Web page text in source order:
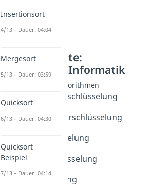
Weitere Inhalte:
Theoretische Informatik
Verschlüsselungsalgorithmen
Symmetrische Verschlüsselung
Dauer: 04:54
Asymmetrische Verschlüsselung
Caesar Verschlüsselung
Dauer: 04:04
Vigenere Verschlüsselung
Dauer: 05:08
AES Verschlüsselung
Insertionsort
4/13 – Dauer: 04:04
Mergesort
5/13 – Dauer: 03:59
Quicksort
6/13 – Dauer: 04:30
Quicksort
Beispiel
7/13 – Dauer: 04:14